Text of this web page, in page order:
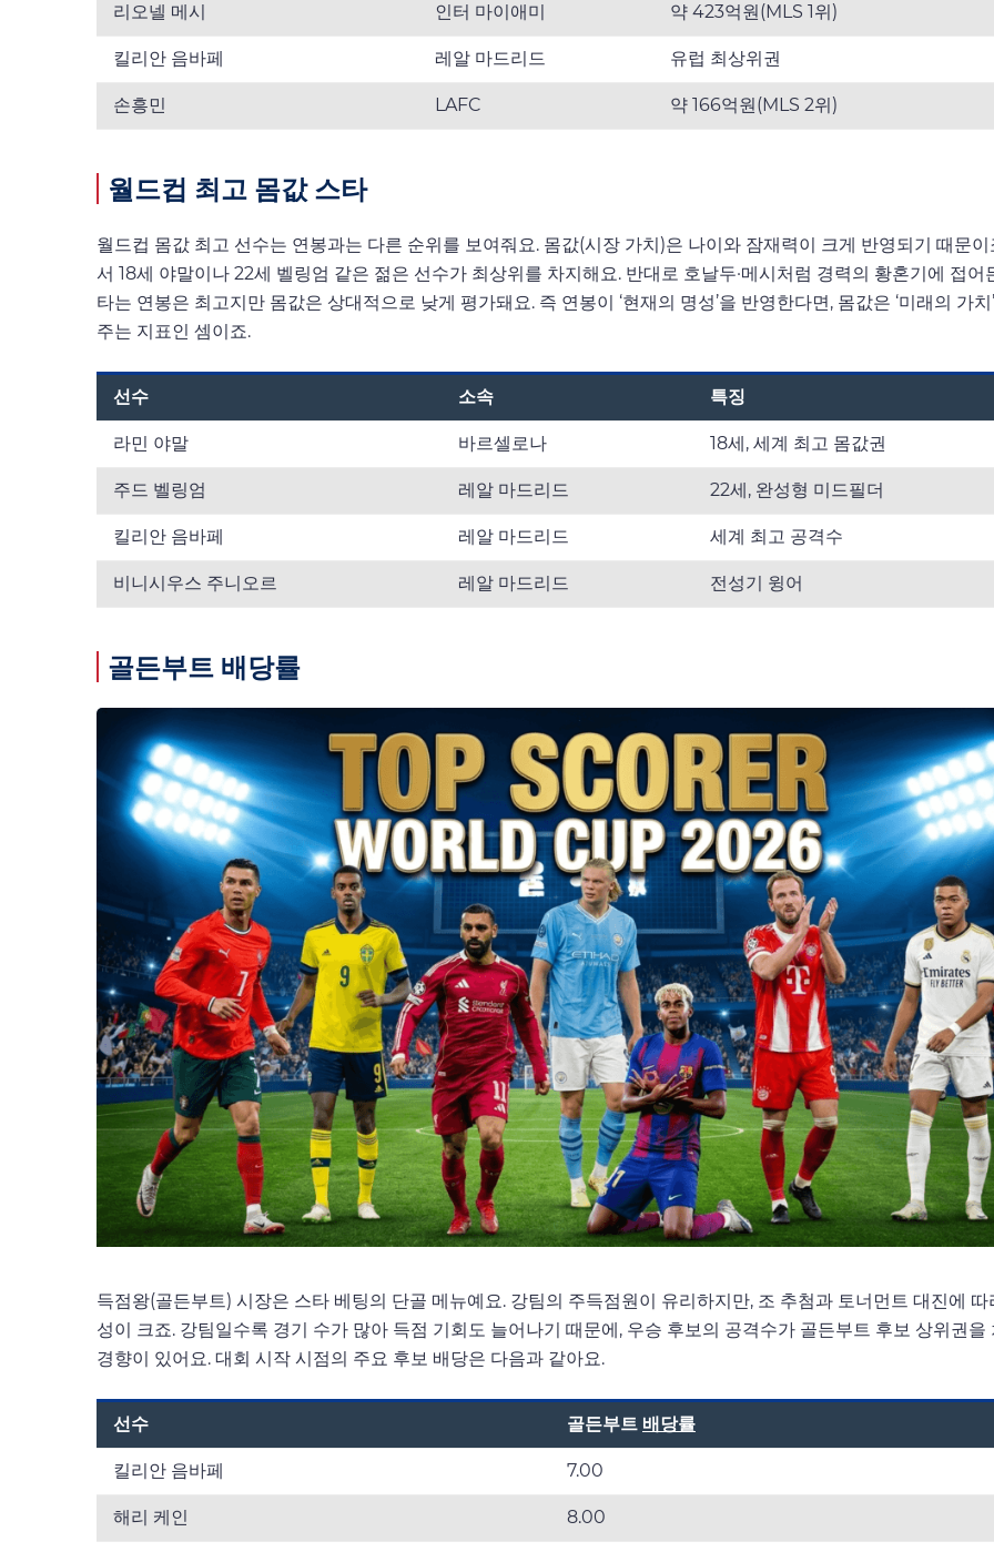
리오넬 메시 인터 마이애미 약 423억원(MLS 1위)
킬리안 음바페 레알 마드리드 유럽 최상위권
손흥민 LAFC 약 166억원(MLS 2위)
월드컵 최고 몸값 스타
월드컵 몸값 최고 선수는 연봉과는 다른 순위를 보여줘요. 몸값(시장 가치)은 나이와 잠재력이 크게 반영되기 때문이
서 18세 야말이나 22세 벨링엄 같은 젊은 선수가 최상위를 차지해요. 반대로 호날두·메시처럼 경력의 황혼기에 접어
타는 연봉은 최고지만 몸값은 상대적으로 낮게 평가돼요. 즉 연봉이 ‘현재의 명성’을 반영한다면, 몸값은 ‘미래의 가치
주는 지표인 셈이죠.
선수 소속 특징
라민 야말 바르셀로나 18세, 세계 최고 몸값권
주드 벨링엄 레알 마드리드 22세, 완성형 미드필더
킬리안 음바페 레알 마드리드 세계 최고 공격수
비니시우스 주니오르 레알 마드리드 전성기 윙어
골든부트 배당률
득점왕(골든부트) 시장은 스타 베팅의 단골 메뉴예요. 강팀의 주득점원이 유리하지만, 조 추첨과 토너먼트 대진에 따
성이 크죠. 강팀일수록 경기 수가 많아 득점 기회도 늘어나기 때문에, 우승 후보의 공격수가 골든부트 후보 상위권을
경향이 있어요. 대회 시작 시점의 주요 후보 배당은 다음과 같아요.
선수 골든부트 배당률
킬리안 음바페 7.00
해리 케인 8.00